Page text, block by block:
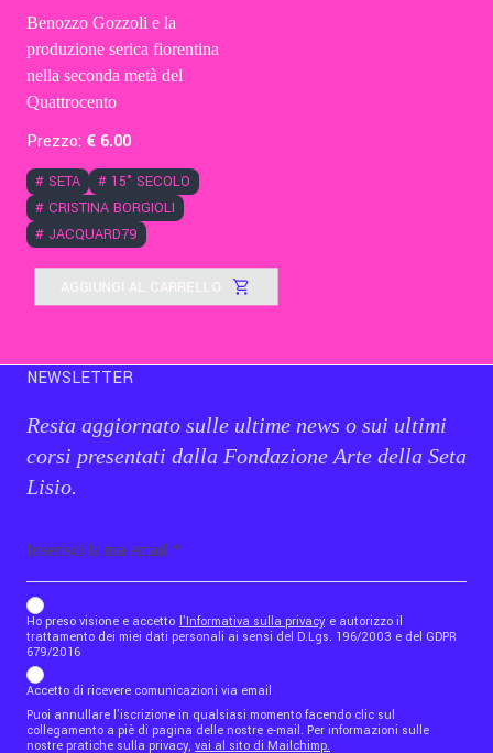
Benozzo Gozzoli e la
produzione serica fiorentina
nella seconda metà del
Quattrocento
Prezzo: € 6.00
# SETA # 15° SECOLO
# CRISTINA BORGIOLI
# JACQUARD79
AGGIUNGI AL CARRELLO
NEWSLETTER
Resta aggiornato sulle ultime news o sui ultimi
corsi presentati dalla Fondazione Arte della Seta
Lisio.
b_b43a7bd9734c7124b3be52921_1911023b36
Ho preso visione e accetto l'Informativa sulla privacy e autorizzo il
trattamento dei miei dati personali ai sensi del D.Lgs. 196/2003 e del GDPR
679/2016
Accetto di ricevere comunicazioni via email
Puoi annullare l'iscrizione in qualsiasi momento facendo clic sul
collegamento a piè di pagina delle nostre e-mail. Per informazioni sulle
nostre pratiche sulla privacy, vai al sito di Mailchimp.